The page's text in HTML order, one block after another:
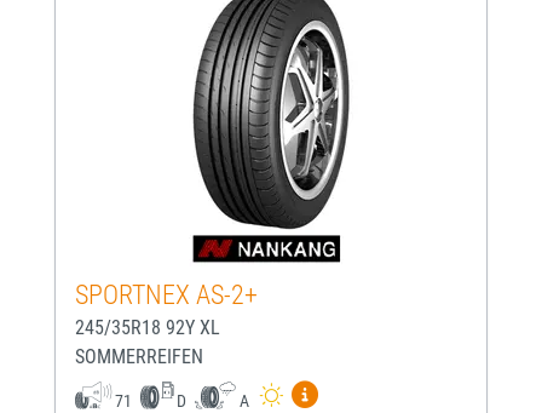
SPORTNEX AS-2+
245/35R18 92Y XL
SOMMERREIFEN
71 D A
Mehr Informationen zum